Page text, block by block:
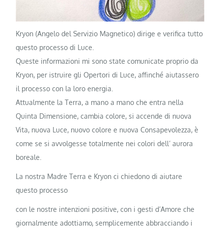
Kryon (Angelo del Servizio Magnetico) dirige e verifica tutto
questo processo di Luce.
Queste informazioni mi sono state comunicate proprio da
Kryon, per istruire gli Opertori di Luce, affinché aiutassero
il processo con la loro energia.
Attualmente la Terra, a mano a mano che entra nella
Quinta Dimensione, cambia colore, si accende di nuova
Vita, nuova Luce, nuovo colore e nuova Consapevolezza, è
come se si avvolgesse totalmente nei colori dell’ aurora
boreale.
La nostra Madre Terra e Kryon ci chiedono di aiutare
questo processo
con le nostre intenzioni positive, con i gesti d’Amore che
giornalmente adottiamo, semplicemente abbracciando i